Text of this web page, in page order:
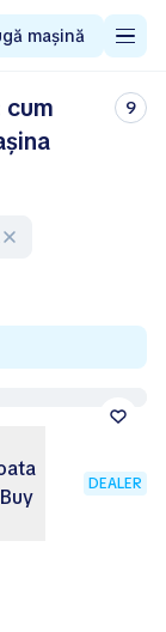
mașină
9
DEALER